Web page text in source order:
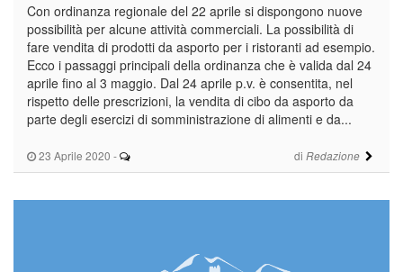
23 Aprile 2020 - di Redazione
Con ordinanza regionale del 22 aprile si dispongono nuove
possibilità per alcune attività commerciali. La possibilità di
fare vendita di prodotti da asporto per i ristoranti ad esempio.
Ecco i passaggi principali della ordinanza che è valida dal 24
aprile fino al 3 maggio. Dal 24 aprile p.v. è consentita, nel
rispetto delle prescrizioni, la vendita di cibo da asporto da
parte degli esercizi di somministrazione di alimenti e da...